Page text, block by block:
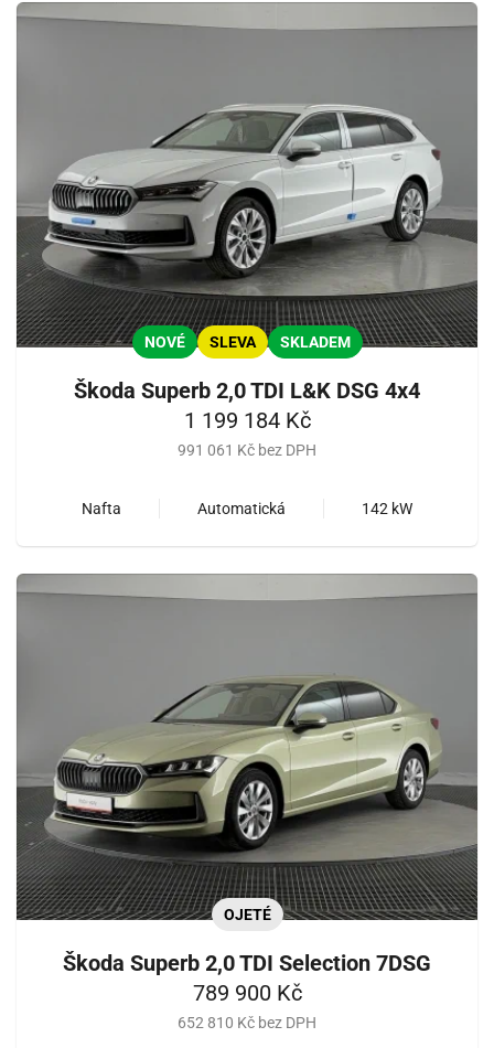
NOVÉ SLEVA SKLADEM
Škoda Superb 2,0 TDI L&K DSG 4x4
1 199 184 Kč
991 061 Kč bez DPH
Nafta Automatická 142 kW
OJETÉ
Škoda Superb 2,0 TDI Selection 7DSG
789 900 Kč
652 810 Kč bez DPH